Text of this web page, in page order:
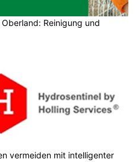
Reinigung und
vermeiden mit intelligenter